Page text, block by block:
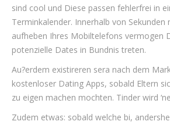
sind cool und Diese passen fehlerfrei in
Terminkalender. Innerhalb von Sekunden
aufheben Ihres Mobiltelefons vermogen
potenzielle Dates in Bundnis treten.
Au?erdem existireren sera nach dem
kostenloser Dating Apps, sobald Eltern
zu eigen machen mochten. Tinder wird
Zudem etwas: sobald welche bi,